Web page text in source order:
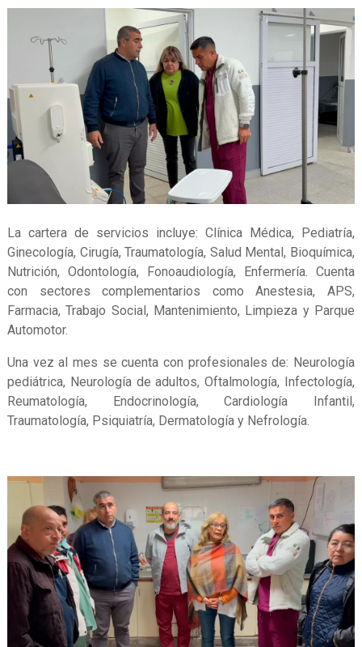
La cartera de servicios incluye: Clínica Médica, Pediatría,
Ginecología, Cirugía, Traumatología, Salud Mental, Bioquímica,
Nutrición, Odontología, Fonoaudiología, Enfermería. Cuenta
con sectores complementarios como Anestesia, APS,
Farmacia, Trabajo Social, Mantenimiento, Limpieza y Parque
Automotor.
Una vez al mes se cuenta con profesionales de: Neurología
pediátrica, Neurología de adultos, Oftalmología, Infectología,
Reumatología, Endocrinología, Cardiología Infantil,
Traumatología, Psiquiatría, Dermatología y Nefrología.